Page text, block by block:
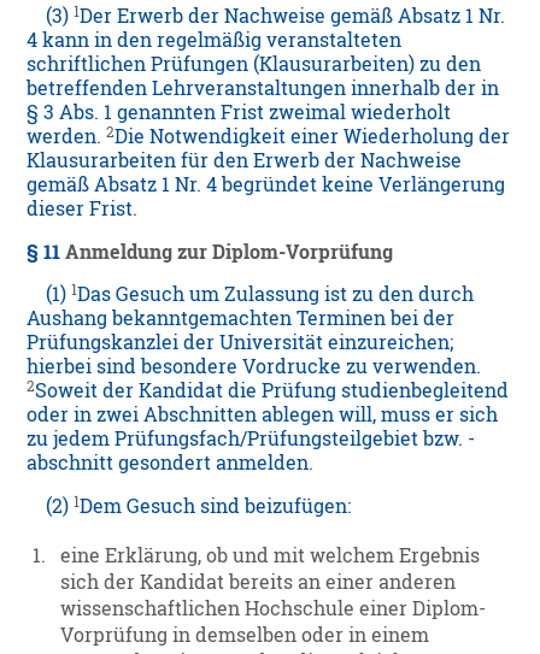
(3)1Der Erwerb der Nachweise gemäß Absatz 1 Nr.
4 kann in den regelmäßig veranstalteten
schriftlichen Prüfungen (Klausurarbeiten) zu den
betreffenden Lehrveranstaltungen innerhalb der in
§ 3 Abs. 1 genannten Frist zweimal wiederholt
werden.2Die Notwendigkeit einer Wiederholung der
Klausurarbeiten für den Erwerb der Nachweise
gemäß Absatz 1 Nr. 4 begründet keine Verlängerung
dieser Frist.
§ 11 Anmeldung zur Diplom-Vorprüfung
(1)1Das Gesuch um Zulassung ist zu den durch
Aushang bekanntgemachten Terminen bei der
Prüfungskanzlei der Universität einzureichen;
hierbei sind besondere Vordrucke zu verwenden.
2Soweit der Kandidat die Prüfung studienbegleitend
oder in zwei Abschnitten ablegen will, muss er sich
zu jedem Prüfungsfach/Prüfungsteilgebiet bzw. -
abschnitt gesondert anmelden.
(2)1Dem Gesuch sind beizufügen:
1.
eine Erklärung, ob und mit welchem Ergebnis
sich der Kandidat bereits an einer anderen
wissenschaftlichen Hochschule einer Diplom-
Vorprüfung in demselben oder in einem